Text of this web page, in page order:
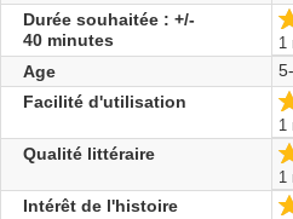
Durée souhaitée : +/-
40 minutes
1
Age
Facilité d'utilisation
1
Qualité littéraire
1
Intérêt de l'histoire